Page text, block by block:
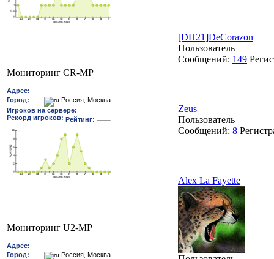
Мониторинг CR-MP
Мониторинг U2-MP
[DH21]DeCorazon
Пользователь
Сообщений: 149
Zeus
Пользователь
Сообщений: 8
Alex La Fayette